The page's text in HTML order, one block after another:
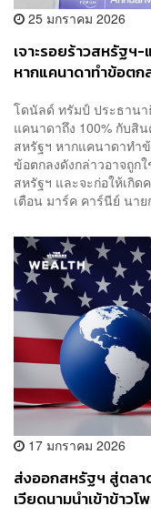
25 มกราคม 2026
เจาะรอยร้าวสหรัฐฯ
หากแคนาดาทำข้อตก
โดนัลด์ ทรัมป์ ประธานา
แคนาดาถึง 100% กับสิ
สหรัฐฯ หากแคนาดาทำ
ข้อตกลงดังกล่าวอาจถูก
สหรัฐฯ และจะก่อให้เกิ
เตือน มาร์ค คาร์นีย์ นาย
17 มกราคม 2026
ส่งออกสหรัฐฯ สู่ตลา
เวียดนามนำเข้าข้าวโ